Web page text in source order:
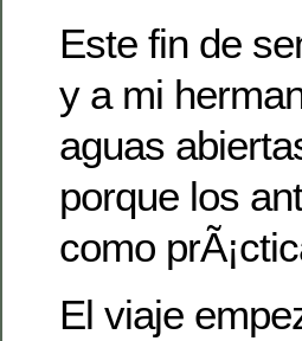
Este fin de
y a mi
aguas
porque los
como
El viaje